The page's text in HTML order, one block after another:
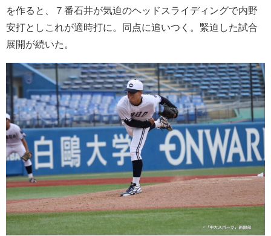
を作ると、７番石井が気迫のヘッドスライディングで内野
安打としこれが適時打に。同点に追いつく。緊迫した試合
展開が続いた。